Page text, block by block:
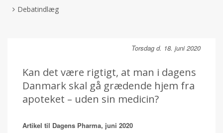
Debatindlæg
Torsdag d. 18. juni 2020
Kan det være rigtigt, at man i dagens
Danmark skal gå grædende hjem fra
apoteket – uden sin medicin?
Artikel til Dagens Pharma, juni 2020